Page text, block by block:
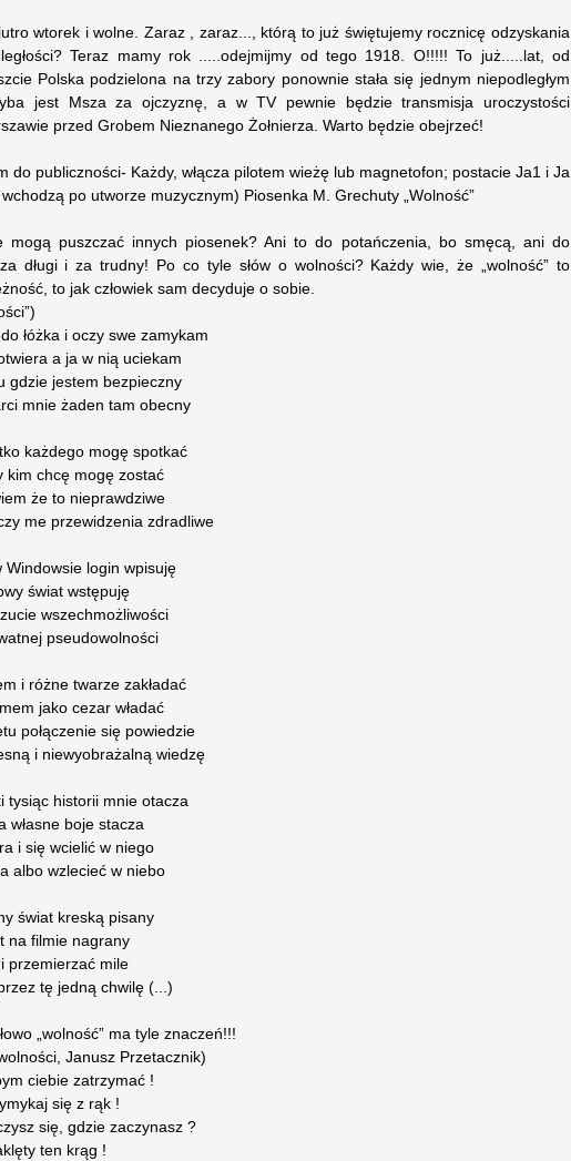
wtorek i wolne. Zaraz , zaraz..., którą to już świętujemy rocznicę odzyskania
Teraz mamy rok .....odejmijmy od tego 1918. O!!!!! To już.....lat, od
Polska podzielona na trzy zabory ponownie stała się jednym niepodległym
jest Msza za ojczyznę, a w TV pewnie będzie transmisja uroczystości
przed Grobem Nieznanego Żołnierza. Warto będzie obejrzeć!
do publiczności- Każdy, włącza pilotem wieżę lub magnetofon; postacie Ja1 i Ja
po utworze muzycznym) Piosenka M. Grechuty „Wolność”
puszczać innych piosenek? Ani to do potańczenia, bo smęcą, ani do
długi i za trudny! Po co tyle słów o wolności? Każdy wie, że „wolność” to
to jak człowiek sam decyduje o sobie.
łóżka i oczy swe zamykam
a ja w nią uciekam
gdzie jestem bezpieczny
mnie żaden tam obecny
każdego mogę spotkać
kim chcę mogę zostać
że to nieprawdziwe
me przewidzenia zdradliwe
Windowsie login wpisuję
świat wstępuję
wszechmożliwości
pseudowolności
i różne twarze zakładać
jako cezar władać
połączenie się powiedzie
i niewyobrażalną wiedzę
tysiąc historii mnie otacza
własne boje stacza
i się wcielić w niego
albo wzlecieć w niebo
świat kreską pisany
na filmie nagrany
przemierzać mile
tę jedną chwilę (...)
„wolność” ma tyle znaczeń!!!
Janusz Przetacznik)
ciebie zatrzymać !
się z rąk !
się, gdzie zaczynasz ?
ten krąg !